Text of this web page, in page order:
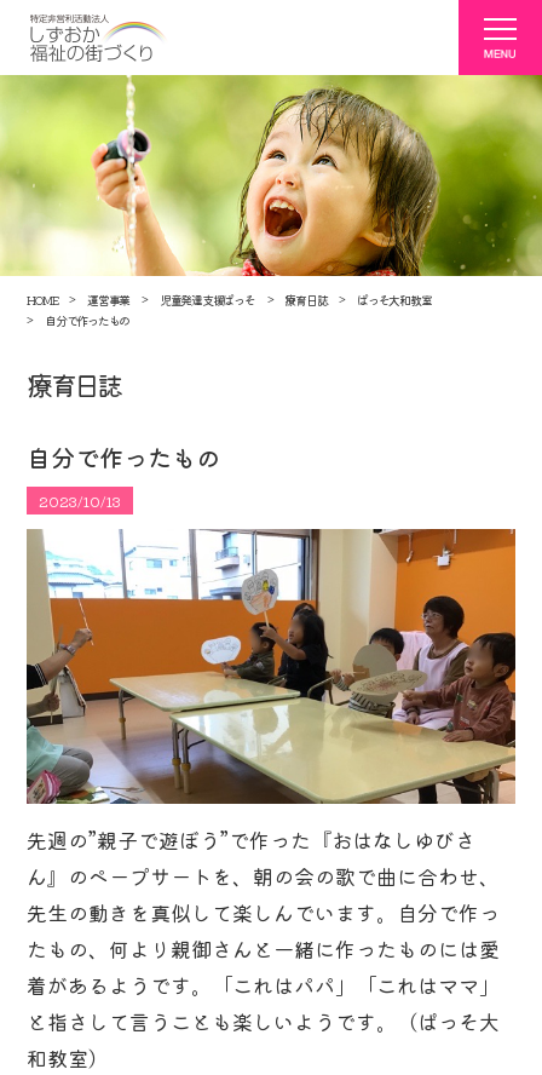
HOME 運営事業 児童発達支援ぱっそ 療育日誌
ぱっそ大和教室
自分で作ったもの
療育日誌
自分で作ったもの
2023/10/13
先週の”親子で遊ぼう”で作った『おはなしゆびさ
ん』のペープサートを、朝の会の歌で曲に合わせ、
先生の動きを真似して楽しんでいます。自分で作っ
たもの、何より親御さんと一緒に作ったものには愛
着があるようです。「これはパパ」「これはママ」
と指さして言うことも楽しいようです。（ぱっそ大
和教室）